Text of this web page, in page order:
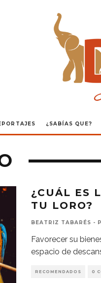
¿SABÍAS QUE?
¿CUÁL ES
TU LORO?
BEATRIZ TABARÉS -
Favorecer su
espacio de
RECOMENDADOS 0